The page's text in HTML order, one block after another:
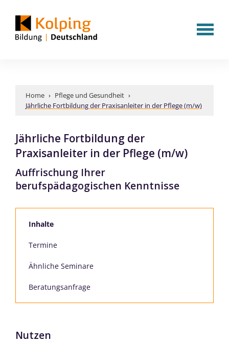
Home › Pflege und Gesundheit ›
Jährliche Fortbildung der Praxisanleiter in der Pflege (m/w)
Jährliche Fortbildung der
Praxisanleiter in der Pflege (m/w)
Auffrischung Ihrer
berufspädagogischen Kenntnisse
Inhalte
Termine
Ähnliche Seminare
Beratungsanfrage
Nutzen